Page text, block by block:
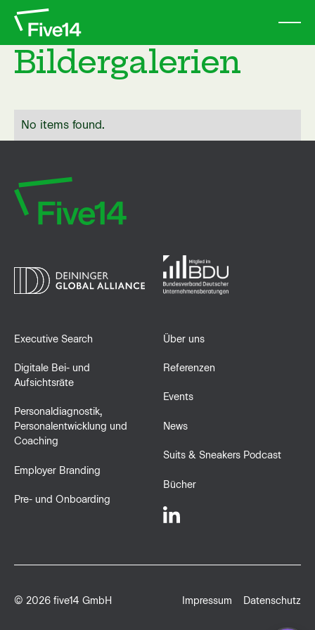
Bildergalerien
No items found.
Executive Search
Digitale Bei- und
Aufsichtsräte
Personaldiagnostik,
Personalentwicklung und
Coaching
Employer Branding
Pre- und Onboarding
Über uns
Referenzen
Events
News
Suits & Sneakers Podcast
Bücher
© 2026five14 GmbH Impressum Datenschutz